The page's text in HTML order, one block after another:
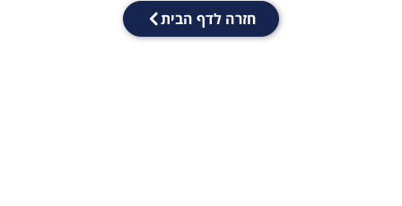
חזרה לדף הבית